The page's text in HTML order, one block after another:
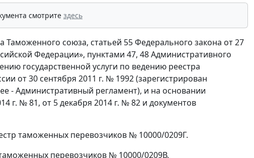
смотрите здесь
Таможенного союза, статьей 55 Федерального закона от 27
Федерации», пунктами 47, 48 Административного
государственной услуги по ведению реестра
от 30 сентября 2011 г. № 1992 (зарегистрирован
- Административный регламент), и на основании
г. № 81, от 5 декабря 2014 г. № 82 и документов
таможенных перевозчиков № 10000/0209Г.
перевозчиков № 10000/0209В.